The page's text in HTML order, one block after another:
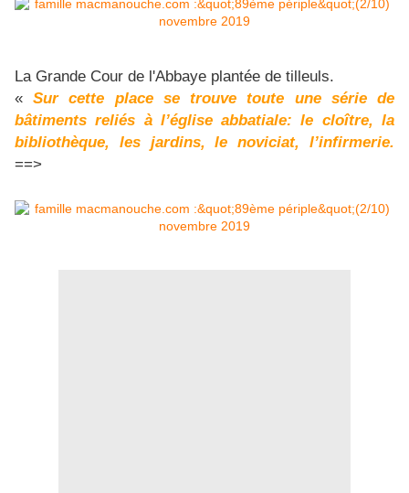
La Grande Cour de l'Abbaye plantée de tilleuls.
«Sur cette place se trouve toute une série de
bâtiments reliés à l’église abbatiale: le cloître, la
bibliothèque, les jardins, le noviciat, l’infirmerie.
==>